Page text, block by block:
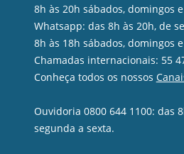
8h às 20h sábados, domingos
Whatsapp: das 8h às 20h, de
8h às 18h sábados, domingos
Chamadas internacionais: 55
Conheça todos os nossos
Ouvidoria 0800 644 1100: das
segunda a sexta.